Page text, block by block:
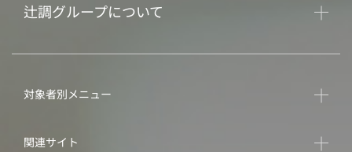
辻調グループについて
対象者別メニュー
関連サイト